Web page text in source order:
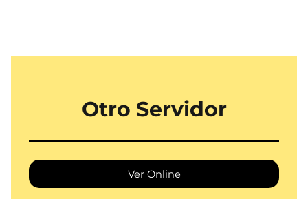
Otro Servidor
Ver Online